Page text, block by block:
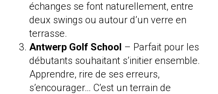
échanges se font naturellement, entre
deux swings ou autour d’un verre en
terrasse.
Antwerp Golf School – Parfait pour les
débutants souhaitant s’initier ensemble.
Apprendre, rire de ses erreurs,
s’encourager… C’est un terrain de